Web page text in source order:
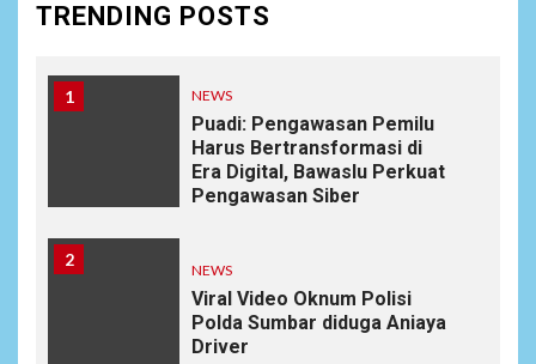
TRENDING POSTS
1 NEWS
Puadi: Pengawasan Pemilu
Harus Bertransformasi di
Era Digital, Bawaslu Perkuat
Pengawasan Siber
2
NEWS
Viral Video Oknum Polisi
Polda Sumbar diduga Aniaya
Driver